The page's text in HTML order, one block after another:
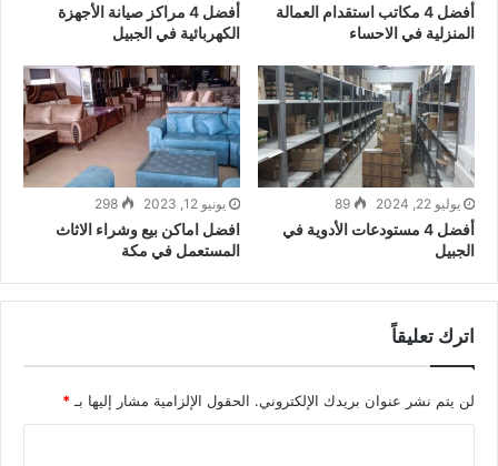
أفضل 4 مكاتب استقدام العمالة
المنزلية في الاحساء
أفضل 4 مراكز صيانة الأجهزة
الكهربائية في الجبيل
يوليو 22, 2024 89
أفضل 4 مستودعات الأدوية في
الجبيل
يونيو 12, 2023 298
افضل اماكن بيع وشراء الاثاث
المستعمل في مكة
اترك تعليقاً
لن يتم نشر عنوان بريدك الإلكتروني. الحقول الإلزامية مشار إليها بـ *